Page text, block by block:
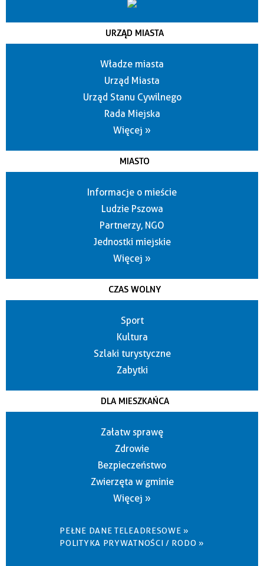
URZĄD MIASTA
Władze miasta
Urząd Miasta
Urząd Stanu Cywilnego
Rada Miejska
Więcej »
MIASTO
Informacje o mieście
Ludzie Pszowa
Partnerzy, NGO
Jednostki miejskie
Więcej »
CZAS WOLNY
Sport
Kultura
Szlaki turystyczne
Zabytki
DLA MIESZKAŃCA
Załatw sprawę
Zdrowie
Bezpieczeństwo
Zwierzęta w gminie
Więcej »
PEŁNE DANE TELEADRESOWE »
POLITYKA PRYWATNOŚCI / RODO »